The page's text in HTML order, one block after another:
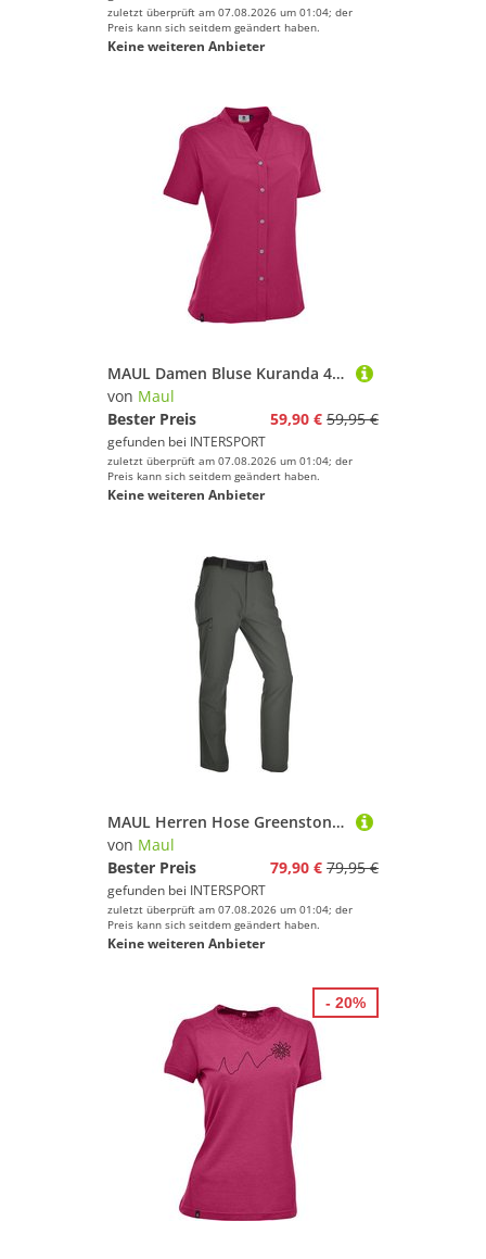
zuletzt überprüft am 07.08.2026 um 01:04; der
Preis kann sich seitdem geändert haben.
Keine weiteren Anbieter
MAUL Damen Bluse Kuranda 4XT
von Maul
Bester Preis
59,90 € 59,95 €
gefunden bei INTERSPORT
zuletzt überprüft am 07.08.2026 um 01:04; der
Preis kann sich seitdem geändert haben.
Keine weiteren Anbieter
MAUL Herren Hose Greenstone XT
von Maul
Bester Preis
79,90 € 79,95 €
gefunden bei INTERSPORT
zuletzt überprüft am 07.08.2026 um 01:04; der
Preis kann sich seitdem geändert haben.
Keine weiteren Anbieter
- 20%